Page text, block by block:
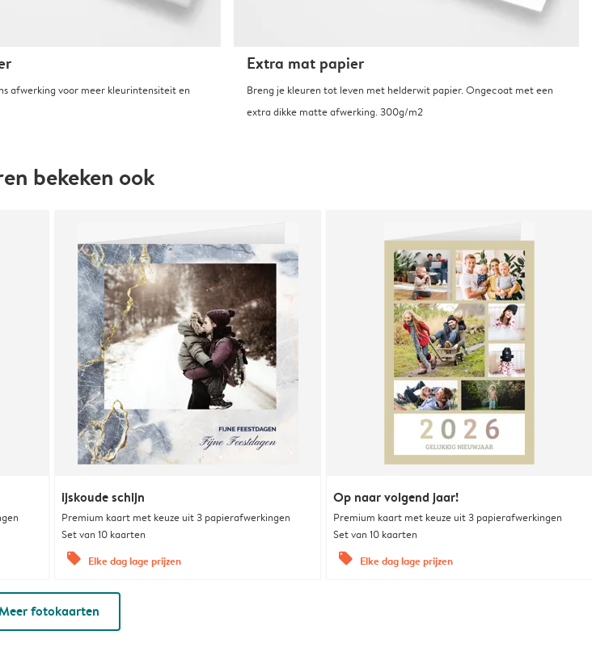
afwerking voor meer kleurintensiteit en
Extra mat papier
Breng je kleuren tot leven met helderwit papier. Ongecoat met een
extra dikke matte afwerking. 300g/m2
bekeken ook
ijskoude schijn
Premium kaart met keuze uit 3 papierafwerkingen
Set van 10 kaarten
offers Elke dag lage prijzen
Op naar volgend jaar!
Premium kaart met keuze uit 3 papierafwerkingen
Set van 10 kaarten
offers Elke dag lage prijzen
fotokaarten